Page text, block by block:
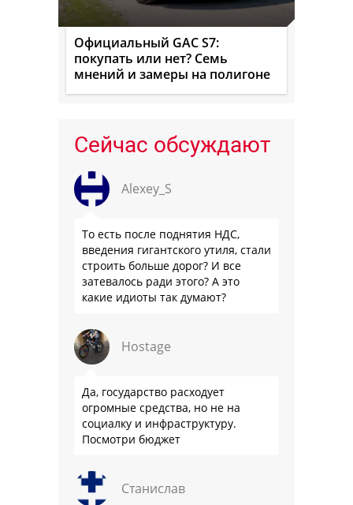
Официальный GAC S7:
покупать или нет? Семь
мнений и замеры на полигоне
Сейчас обсуждают
Alexey_S
То есть после поднятия НДС,
введения гигантского утиля, стали
строить больше дорог? И все
затевалось ради этого? А это
какие идиоты так думают?
Hostage
Да, государство расходует
огромные средства, но не на
социалку и инфраструктуру.
Посмотри бюджет
Станислав